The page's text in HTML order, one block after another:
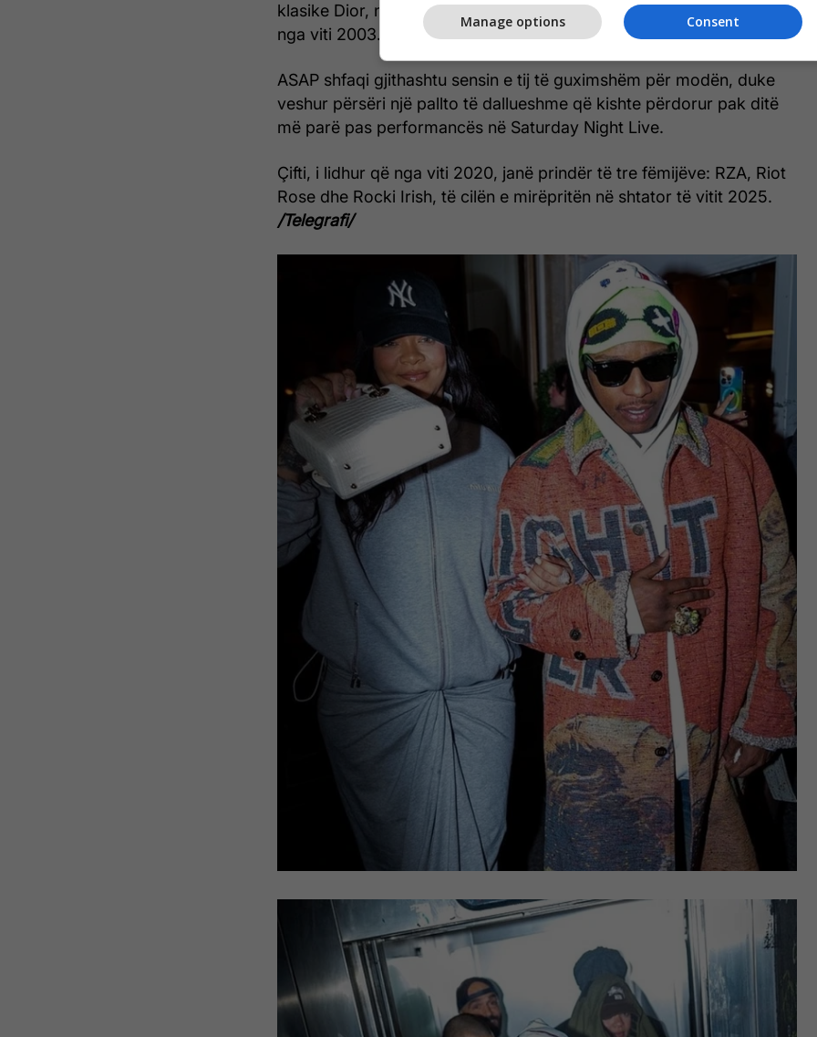
klasike Dior, ndërsa mbante në dorë modelin Diorissimo të bardhë
nga viti 2003.
ASAP shfaqi gjithashtu sensin e tij të guximshëm për modën, duke
veshur përsëri një pallto të dallueshme që kishte përdorur pak ditë
më parë pas performancës në Saturday Night Live.
Çifti, i lidhur që nga viti 2020, janë prindër të tre fëmijëve: RZA, Riot
Rose dhe Rocki Irish, të cilën e mirëpritën në shtator të vitit 2025.
/Telegrafi/
Consent
Manage options